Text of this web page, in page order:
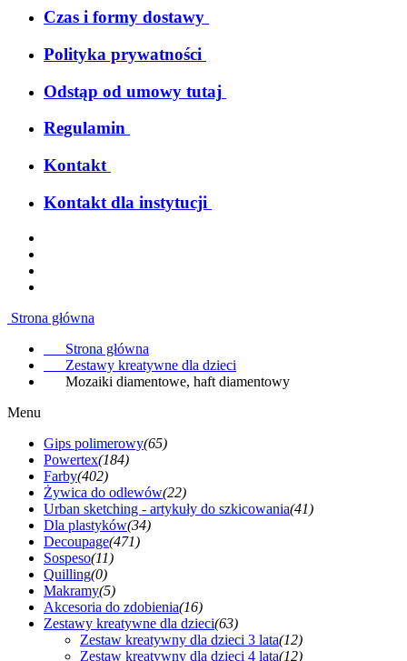
Czas i formy dostawy
Polityka prywatności
Odstąp od umowy tutaj
Regulamin
Kontakt
Kontakt dla instytucji
Strona główna
Strona główna
Zestawy kreatywne dla dzieci
Mozaiki diamentowe, haft diamentowy
Menu
Gips polimerowy(65)
Powertex(184)
Farby(402)
Żywica do odlewów(22)
Urban sketching - artykuły do szkicowania(41)
Dla plastyków(34)
Decoupage(471)
Sospeso(11)
Quilling(0)
Makramy(5)
Akcesoria do zdobienia(16)
Zestawy kreatywne dla dzieci(63)
Zestaw kreatywny dla dzieci 3 lata(12)
Zestaw kreatywny dla dzieci 4 lata(12)